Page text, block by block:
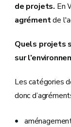
de projets. En
agrémentde
Quels projets
sur
Les catégories
donc